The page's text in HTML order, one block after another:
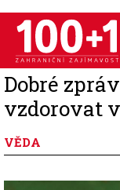
Přejít
hlavnímu
obsahu
Dobré
vzdorovat
VĚDA